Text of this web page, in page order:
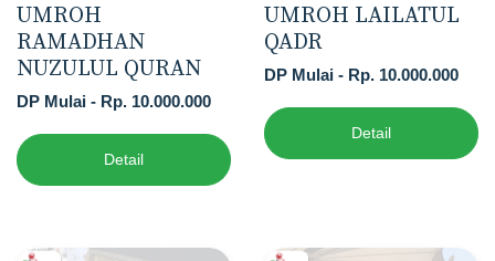
UMROH
RAMADHAN
NUZULUL QURAN
DP Mulai - Rp. 10.000.000
Detail
UMROH LAILATUL
QADR
DP Mulai - Rp. 10.000.000
Detail